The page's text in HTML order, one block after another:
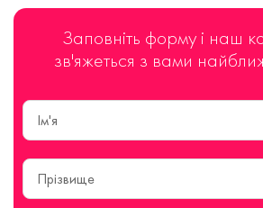
Заповніть форму і наш
зв'яжеться з вами